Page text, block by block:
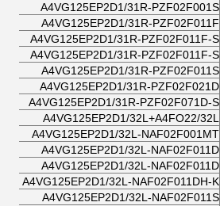
A4VG125EP2D1/31R-PZF02F001S
A4VG125EP2D1/31R-PZF02F011F
A4VG125EP2D1/31R-PZF02F011F-S
A4VG125EP2D1/31R-PZF02F011F-S
A4VG125EP2D1/31R-PZF02F011S
A4VG125EP2D1/31R-PZF02F021D
A4VG125EP2D1/31R-PZF02F071D-S
A4VG125EP2D1/32L+A4FO22/32L
A4VG125EP2D1/32L-NAF02F001MT
A4VG125EP2D1/32L-NAF02F011D
A4VG125EP2D1/32L-NAF02F011D
A4VG125EP2D1/32L-NAF02F011DH-K
A4VG125EP2D1/32L-NAF02F011S